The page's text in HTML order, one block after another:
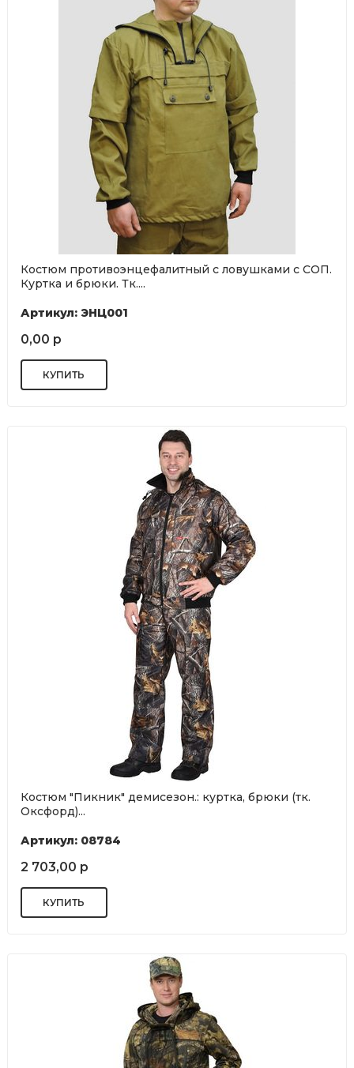
Костюм противоэнцефалитный с ловушками с СОП.
Куртка и брюки. Тк....
Артикул: ЭНЦ001
0,00 р
Костюм "Пикник" демисезон.: куртка, брюки (тк.
Оксфорд)...
Артикул: 08784
2 703,00 р